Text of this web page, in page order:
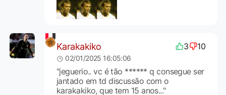
Karakakiko 3 10
02/01/2025 16:05:06
"jeguerio.. vc é tão ****** q consegue ser
jantado em td discussão com o
karakakiko, que tem 15 anos..."